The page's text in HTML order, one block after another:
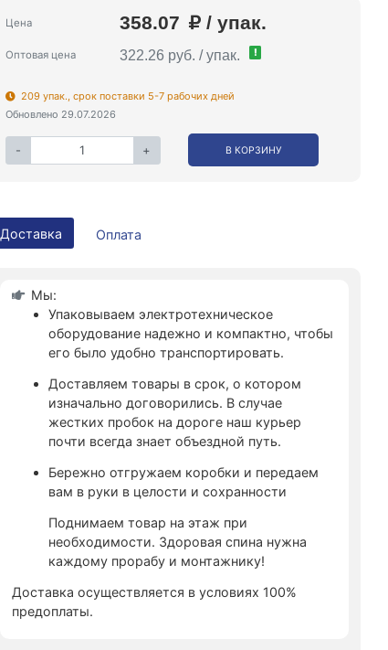
Цена 358.07 / упак.
Оптовая цена 322.26 руб. / упак. !
209 упак., срок поставки 5-7 рабочих дней
Обновлено 29.07.2026
- + В КОРЗИНУ
Доставка Оплата
Мы:
Упаковываем электротехническое
оборудование надежно и компактно, чтобы
его было удобно транспортировать.
Доставляем товары в срок, о котором
изначально договорились. В случае
жестких пробок на дороге наш курьер
почти всегда знает объездной путь.
Бережно отгружаем коробки и передаем
вам в руки в целости и сохранности
Поднимаем товар на этаж при
необходимости. Здоровая спина нужна
каждому прорабу и монтажнику!
Доставка осуществляется в условиях 100%
предоплаты.